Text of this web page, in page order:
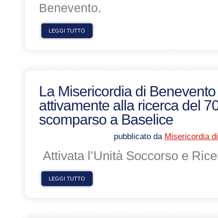
Benevento.
LEGGI TUTTO
La Misericordia di
attivamente alla ricerca del
scomparso a Baselice
pubblicato da Misericordia
Attivata l’Unità Soccorso e
LEGGI TUTTO